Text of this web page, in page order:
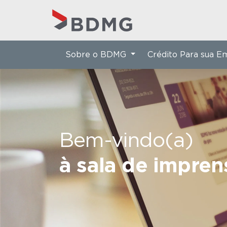
Bem-vindo(a)
à sala de
Sobre o BDMG Crédito Para sua